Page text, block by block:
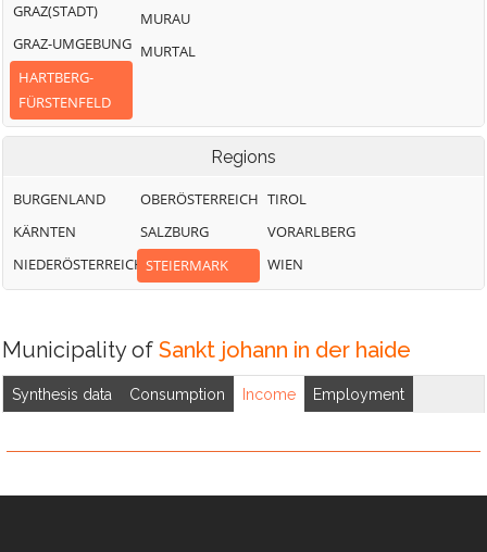
GRAZ(STADT)
GRAZ-UMGEBUNG
HARTBERG-
FÜRSTENFELD
MURAU
MURTAL
Regions
BURGENLAND
KÄRNTEN
NIEDERÖSTERREICH
OBERÖSTERREICH
SALZBURG
STEIERMARK
TIROL
VORARLBERG
WIEN
Municipality of Sankt johann in der haide
Synthesis data Consumption Income Employment